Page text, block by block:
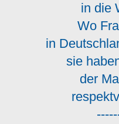
in die
Wo
in
sie
der